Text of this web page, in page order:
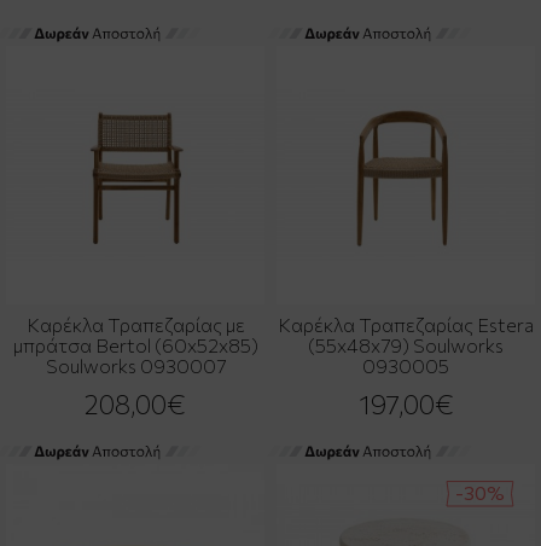
Καρέκλα Τραπεζαρίας με
μπράτσα Bertol (60x52x85)
Soulworks 0930007
208,00€
Καρέκλα Τραπεζαρίας Estera
(55x48x79) Soulworks
0930005
197,00€
-30%